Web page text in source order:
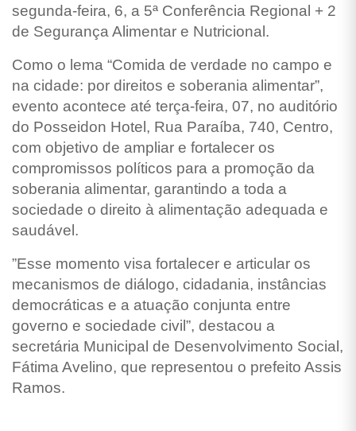
segunda-feira, 6, a 5ª Conferência Regional + 2
de Segurança Alimentar e Nutricional.
Como o lema “Comida de verdade no campo e
na cidade: por direitos e soberania alimentar”,
evento acontece até terça-feira, 07, no auditório
do Posseidon Hotel, Rua Paraíba, 740, Centro,
com objetivo de ampliar e fortalecer os
compromissos políticos para a promoção da
soberania alimentar, garantindo a toda a
sociedade o direito à alimentação adequada e
saudável.
”Esse momento visa fortalecer e articular os
mecanismos de diálogo, cidadania, instâncias
democráticas e a atuação conjunta entre
governo e sociedade civil”, destacou a
secretária Municipal de Desenvolvimento Social,
Fátima Avelino, que representou o prefeito Assis
Ramos.